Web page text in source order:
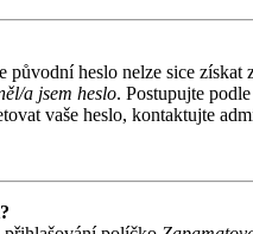
původní heslo nelze sice získat
a jsem heslo. Postupujte
vaše heslo, kontaktujte